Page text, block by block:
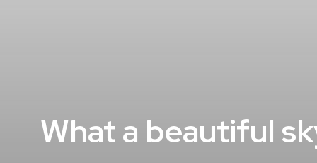
What a beautiful